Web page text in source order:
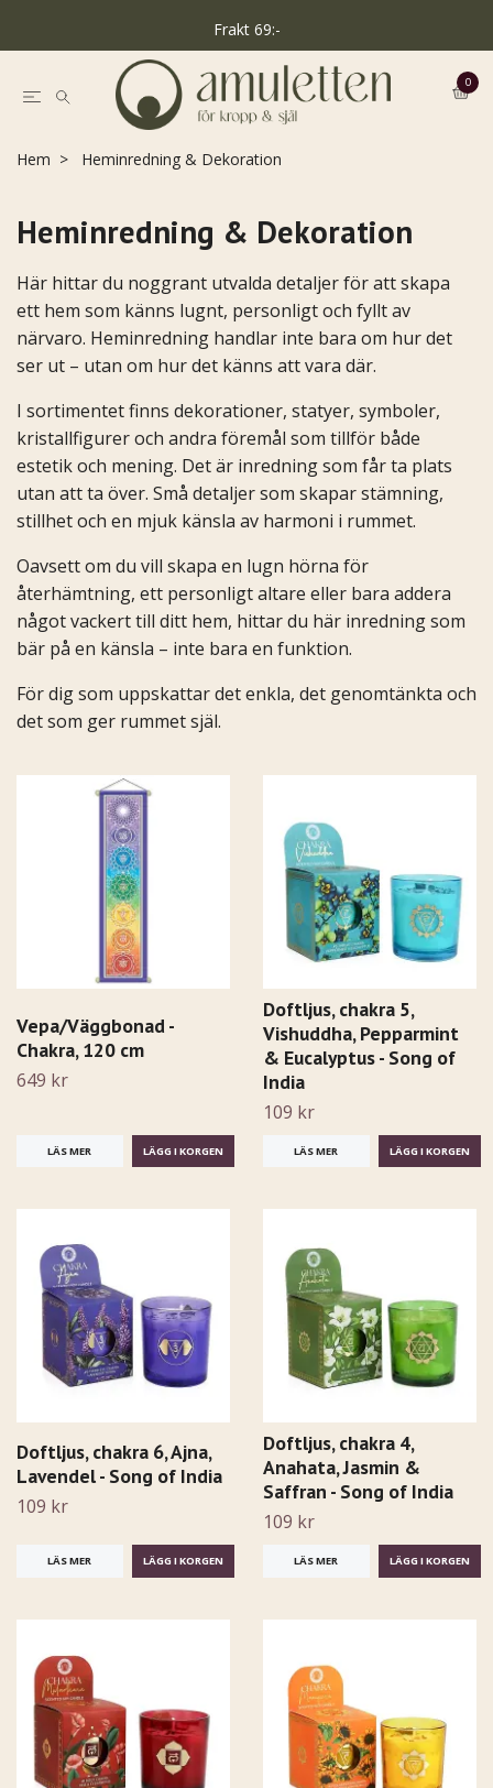
Frakt 69:-
0
Hem Heminredning & Dekoration
Heminredning & Dekoration
Här hittar du noggrant utvalda detaljer för att skapa
ett hem som känns lugnt, personligt och fyllt av
närvaro. Heminredning handlar inte bara om hur det
ser ut – utan om hur det känns att vara där.
I sortimentet finns dekorationer, statyer, symboler,
kristallfigurer och andra föremål som tillför både
estetik och mening. Det är inredning som får ta plats
utan att ta över. Små detaljer som skapar stämning,
stillhet och en mjuk känsla av harmoni i rummet.
Oavsett om du vill skapa en lugn hörna för
återhämtning, ett personligt altare eller bara addera
något vackert till ditt hem, hittar du här inredning som
bär på en känsla – inte bara en funktion.
För dig som uppskattar det enkla, det genomtänkta och
det som ger rummet själ.
Vepa/Väggbonad -
Chakra, 120 cm
649 kr
LÄS MER
Doftljus, chakra 5,
Vishuddha, Pepparmint
& Eucalyptus - Song of
India
109 kr
LÄS MER
Doftljus, chakra 6, Ajna,
Lavendel - Song of India
109 kr
LÄS MER
Doftljus, chakra 4,
Anahata, Jasmin &
Saffran - Song of India
109 kr
LÄS MER